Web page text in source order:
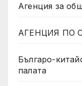
Агенция за
АГЕНЦИЯ ПО
Българо-
палата